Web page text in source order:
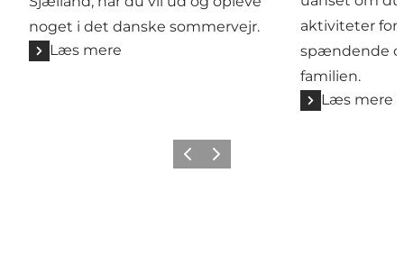
noget i det danske sommervejr.
Læs mere
aktiviteter for
spændende
familien.
Læs mere
ForrigeNæste